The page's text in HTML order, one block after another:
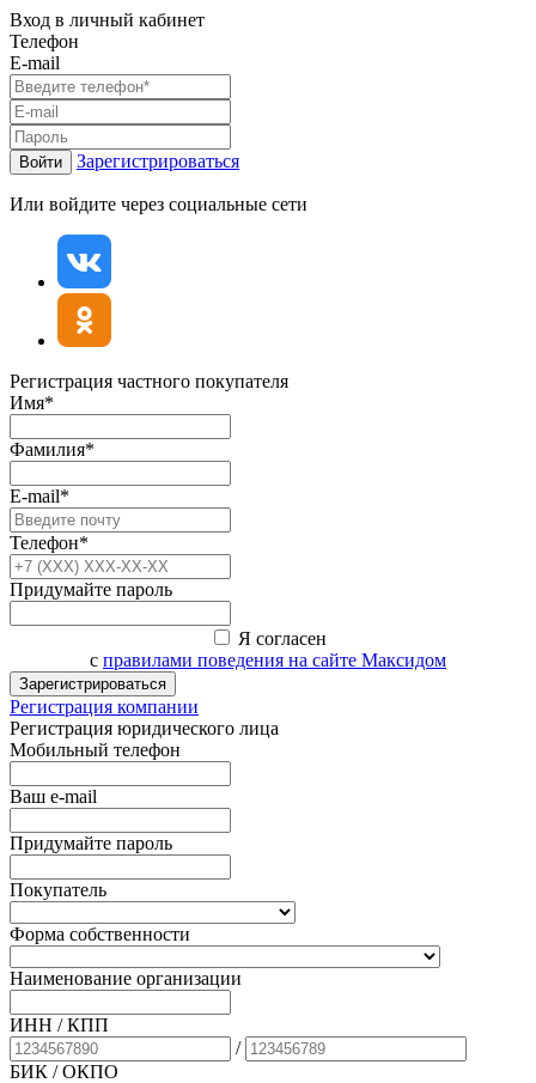
Вход в личный кабинет
Телефон
E-mail
Войти Зарегистрироваться
Или войдите через социальные сети
Регистрация частного покупателя
Имя*
Фамилия*
E-mail*
Телефон*
Придумайте пароль
Я согласен
с правилами поведения на сайте Максидом
Зарегистрироваться
Регистрация компании
Регистрация юридического лица
Мобильный телефон
Ваш e-mail
Придумайте пароль
Покупатель
Форма собственности
Наименование организации
ИНН / КПП
/
БИК / ОКПО